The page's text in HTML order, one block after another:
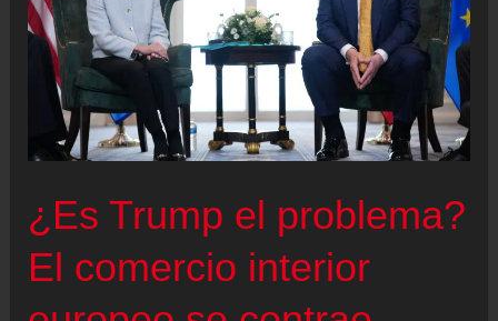
freno
político
con
¿Es Trump el problema?
El comercio interior